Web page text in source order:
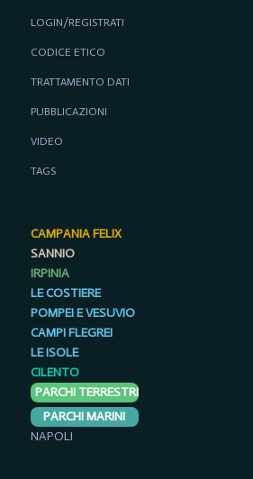
LOGIN/REGISTRATI
CODICE ETICO
TRATTAMENTO DATI
PUBBLICAZIONI
VIDEO
TAGS
CAMPANIA FELIX
SANNIO
IRPINIA
LE COSTIERE
POMPEI E VESUVIO
CAMPI FLEGREI
LE ISOLE
CILENTO
PARCHI TERRESTRI
PARCHI MARINI
NAPOLI